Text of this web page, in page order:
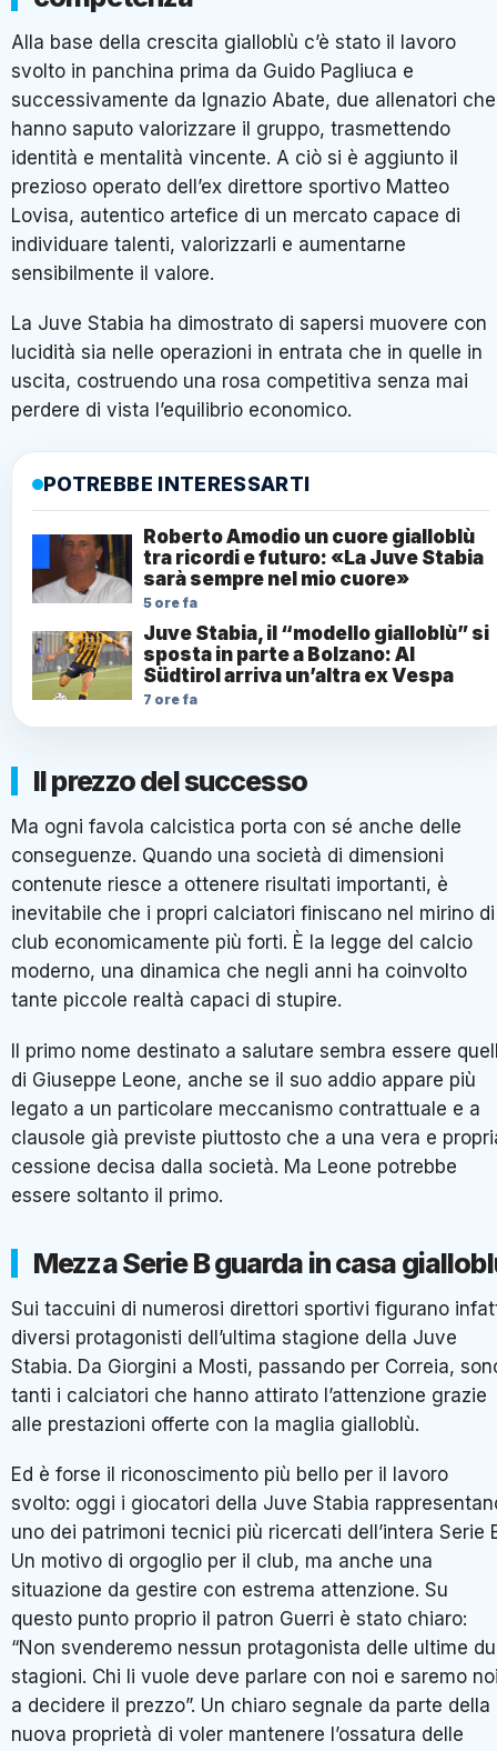
Alla base della crescita gialloblù c’è stato il lavoro
svolto in panchina prima da Guido Pagliuca e
successivamente da Ignazio Abate, due allenatori che
hanno saputo valorizzare il gruppo, trasmettendo
identità e mentalità vincente. A ciò si è aggiunto il
prezioso operato dell’ex direttore sportivo Matteo
Lovisa, autentico artefice di un mercato capace di
individuare talenti, valorizzarli e aumentarne
sensibilmente il valore.
La Juve Stabia ha dimostrato di sapersi muovere con
lucidità sia nelle operazioni in entrata che in quelle in
uscita, costruendo una rosa competitiva senza mai
perdere di vista l’equilibrio economico.
POTREBBE INTERESSARTI
Roberto Amodio un cuore gialloblù
tra ricordi e futuro: «La Juve Stabia
sarà sempre nel mio cuore»
5 ore fa
Juve Stabia, il “modello gialloblù” si
sposta in parte a Bolzano: Al
Südtirol arriva un’altra ex Vespa
7 ore fa
Il prezzo del successo
Ma ogni favola calcistica porta con sé anche delle
conseguenze. Quando una società di dimensioni
contenute riesce a ottenere risultati importanti, è
inevitabile che i propri calciatori finiscano nel mirino di
club economicamente più forti. È la legge del calcio
moderno, una dinamica che negli anni ha coinvolto
tante piccole realtà capaci di stupire.
Il primo nome destinato a salutare sembra essere
di Giuseppe Leone, anche se il suo addio appare più
legato a un particolare meccanismo contrattuale e a
clausole già previste piuttosto che a una vera e
cessione decisa dalla società. Ma Leone potrebbe
essere soltanto il primo.
Mezza Serie B guarda in casa
Sui taccuini di numerosi direttori sportivi figurano
diversi protagonisti dell’ultima stagione della Juve
Stabia. Da Giorgini a Mosti, passando per Correia,
tanti i calciatori che hanno attirato l’attenzione grazie
alle prestazioni offerte con la maglia gialloblù.
Ed è forse il riconoscimento più bello per il lavoro
svolto: oggi i giocatori della Juve Stabia
uno dei patrimoni tecnici più ricercati dell’intera Serie
Un motivo di orgoglio per il club, ma anche una
situazione da gestire con estrema attenzione. Su
questo punto proprio il patron Guerri è stato chiaro:
“Non svenderemo nessun protagonista delle ultime
stagioni. Chi li vuole deve parlare con noi e saremo
a decidere il prezzo”. Un chiaro segnale da parte della
nuova proprietà di voler mantenere l’ossatura delle